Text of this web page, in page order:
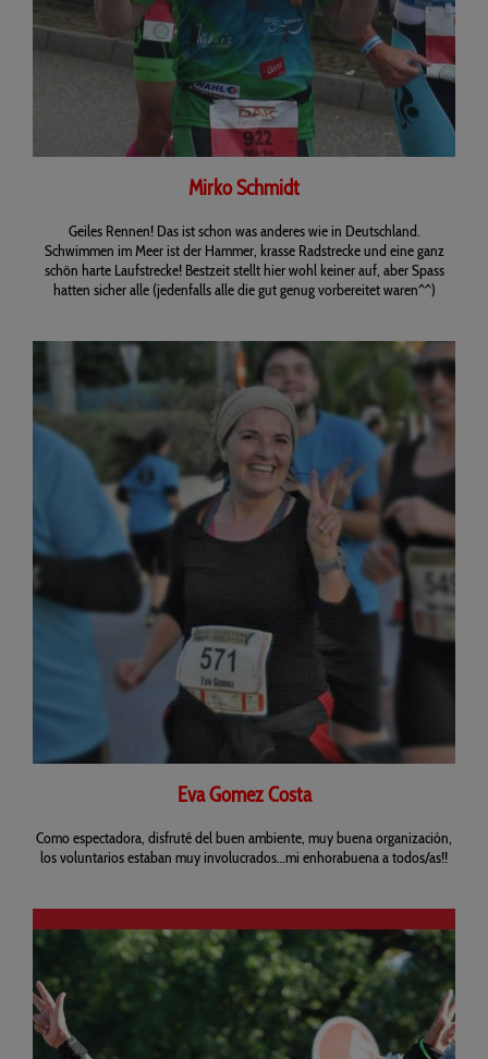
Mirko Schmidt
Geiles Rennen! Das ist schon was anderes wie in Deutschland.
Schwimmen im Meer ist der Hammer, krasse Radstrecke und eine ganz
schön harte Laufstrecke! Bestzeit stellt hier wohl keiner auf, aber Spass
hatten sicher alle (jedenfalls alle die gut genug vorbereitet waren^^)
Eva Gomez Costa
Como espectadora, disfruté del buen ambiente, muy buena organización,
los voluntarios estaban muy involucrados…mi enhorabuena a todos/as!!